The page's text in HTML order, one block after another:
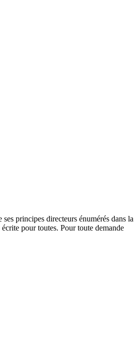
principes directeurs énumérés dans la
pour toutes. Pour toute demande